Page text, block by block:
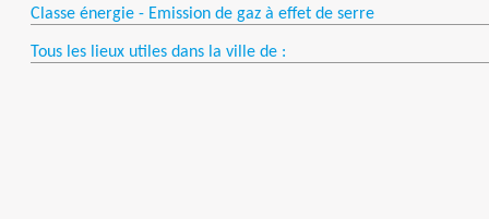
Classe énergie - Emission de gaz à effet de serre
Tous les lieux utiles dans la ville de :